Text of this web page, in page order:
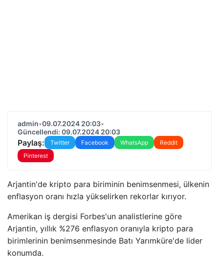
admin•09.07.2024 20:03•
Güncellendi: 09.07.2024 20:03
Paylaş: Twitter Facebook WhatsApp
Reddit
Pinterest
Arjantin'de kripto para biriminin benimsenmesi, ülkenin
enflasyon oranı hızla yükselirken rekorlar kırıyor.
Amerikan iş dergisi Forbes'un analistlerine göre
Arjantin, yıllık %276 enflasyon oranıyla kripto para
birimlerinin benimsenmesinde Batı Yarımküre'de lider
konumda.